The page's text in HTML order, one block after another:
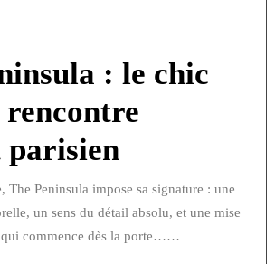
: le chic
rencontre
parisien
The Peninsula impose sa signature : une
un sens du détail absolu, et une mise
qui commence dès la porte……